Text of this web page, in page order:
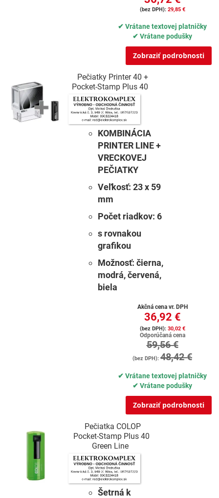
29,85 €
✔ Vrátane textovej platničky
✔ Vrátane podušky
Zobraziť podrobnosti
Pečiatky Printer 40 +
Pocket-Stamp Plus 40
KOMBINÁCIA
PRINTER LINE +
VRECKOVEJ
PEČIATKY
Veľkosť: 23 x 59
mm
Počet riadkov: 6
s rovnakou
grafikou
Možnosť: čierna,
modrá, červená,
biela
Akčná cena vr. DPH
36,92 €
30,02 €
Odporúčaná cena
59,56 €
48,42 €
✔ Vrátane textovej platničky
✔ Vrátane podušky
Zobraziť podrobnosti
Pečiatka COLOP
Pocket-Stamp Plus 40
Green Line
Šetrná k